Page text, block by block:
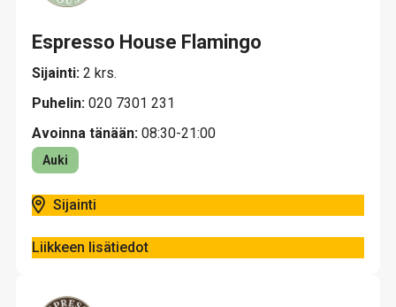
Espresso House Flamingo
Sijainti: 2 krs.
Puhelin: 020 7301 231
Avoinna tänään: 08:30-21:00
Auki
Sijainti
Liikkeen lisätiedot